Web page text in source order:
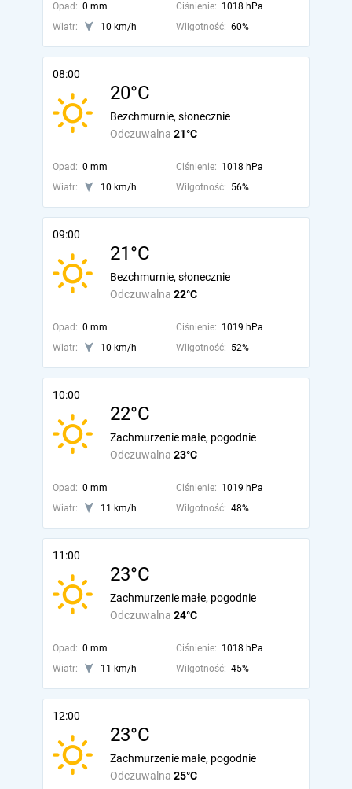
Opad: 0 mm Ciśnienie: 1018 hPa
Wiatr:
10 km/h Wilgotność: 60%
08:00
20°C
Odczuwalna 21°C
Bezchmurnie, słonecznie
Opad: 0 mm Ciśnienie: 1018 hPa
Wiatr:
10 km/h Wilgotność: 56%
09:00
21°C
Odczuwalna 22°C
Bezchmurnie, słonecznie
Opad: 0 mm Ciśnienie: 1019 hPa
Wiatr:
10 km/h Wilgotność: 52%
10:00
22°C
Odczuwalna 23°C
Zachmurzenie małe, pogodnie
Opad: 0 mm Ciśnienie: 1019 hPa
Wiatr:
11 km/h Wilgotność: 48%
11:00
23°C
Odczuwalna 24°C
Zachmurzenie małe, pogodnie
Opad: 0 mm Ciśnienie: 1018 hPa
Wiatr:
11 km/h Wilgotność: 45%
12:00
23°C
Odczuwalna 25°C
Zachmurzenie małe, pogodnie